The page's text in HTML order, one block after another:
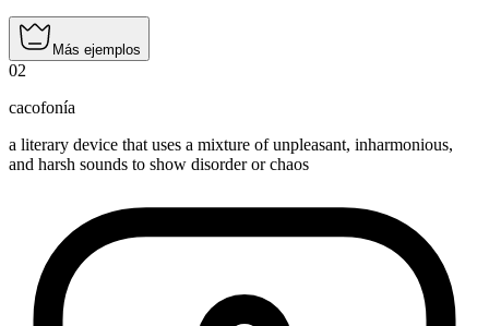
Más ejemplos
02
cacofonía
a literary device that uses a mixture of unpleasant, inharmonious,
and harsh sounds to show disorder or chaos